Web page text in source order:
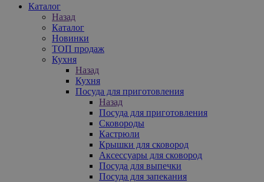
Каталог
Назад
Каталог
Новинки
ТОП продаж
Кухня
Назад
Кухня
Посуда для приготовления
Назад
Посуда для приготовления
Сковороды
Кастрюли
Крышки для сковород
Аксессуары для сковород
Посуда для выпечки
Посуда для запекания